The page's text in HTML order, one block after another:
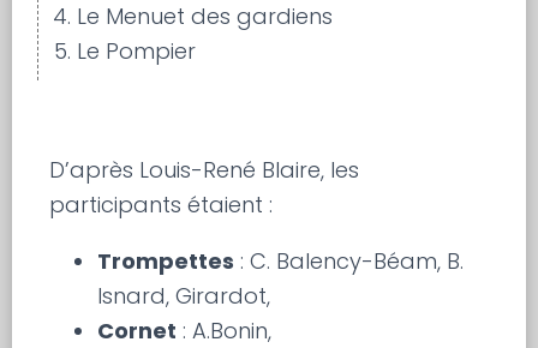
Le Menuet des gardiens
Le Pompier
D’après Louis-René Blaire, les
participants étaient :
Trompettes : C. Balency-Béam, B.
Isnard, Girardot,
Cornet : A.Bonin,